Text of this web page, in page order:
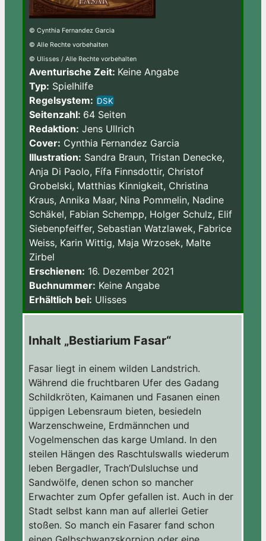
© Cynthia Fernandez Garcia
© Alle Rechte vorbehalten
© Ulisses / Alle Rechte vorbehalten
Aventurische Zeit: Keine Angabe
Typ: Spielhilfe
Regelsystem: DSK
Seitenzahl: 64 Seiten
Redaktion: Jens Ullrich
Cover: Cynthia Fernandez Garcia
Illustration: Sandra Braun, Tristan Denecke,
Anja Di Paolo, Fífa Finnsdottir, Christof
Grobelski, Matthias Kinnigkeit, Christina
Kraus, Annika Maar, Nina Pommelin, Nadine
Schäkel, Fabian Schempp, Holger Schulz, Elif
Siebenpfeiffer, Sebastian Watzlawek, Fabrice
Weiss, Karin Wittig, Maja Wrzosek, Malte
Zirbel
Erschienen: 16. Dezember 2021
Buchnummer: Keine Angabe
Erhältlich bei: Ulisses
Inhalt „Bestiarium Fasar“
Fasar liegt in einem wilden Landstrich.
Während die fruchtbaren Ufer des Gadang
Schildkröten, Kaimanen und Fasanen einen
üppigen Lebensraum bieten, besiedeln
Warzenschweine, Erdmännchen und
Vogelmenschen das karge Umland. In den
steilen Hängen des Raschtulswalls wiederum
leben Bergadler, Trach’Dulsluchse und
Sandwölfe, denen schon so mancher
Erwachter zum Opfer gefallen ist. Auch in der
Stadt selbst kann man auf allerlei Getier
stoßen. So manch ein Fasarer fand schon